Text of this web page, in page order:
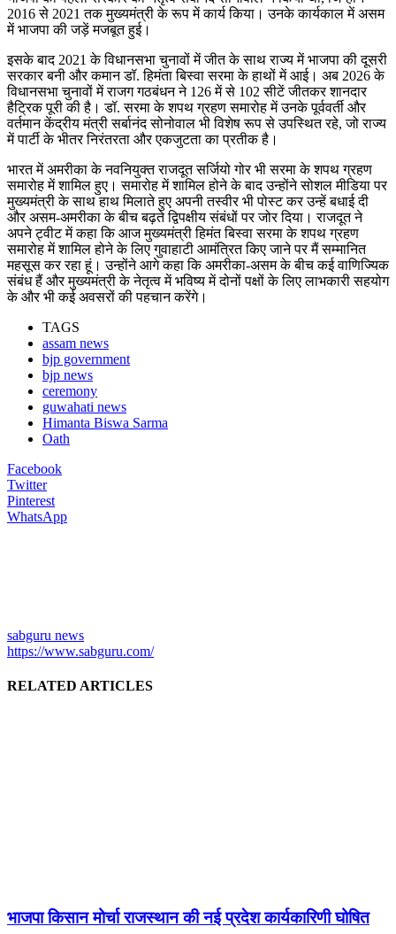
2016 से 2021 तक मुख्यमंत्री के रूप में कार्य किया। उनके कार्यकाल में असम
में भाजपा की जड़ें मजबूत हुई।
इसके बाद 2021 के विधानसभा चुनावों में जीत के साथ राज्य में भाजपा की दूसरी
सरकार बनी और कमान डॉ. हिमंता बिस्वा सरमा के हाथों में आई। अब 2026 के
विधानसभा चुनावों में राजग गठबंधन ने 126 में से 102 सीटें जीतकर शानदार
हैट्रिक पूरी की है। डॉ. सरमा के शपथ ग्रहण समारोह में उनके पूर्ववर्ती और
वर्तमान केंद्रीय मंत्री सर्बानंद सोनोवाल भी विशेष रूप से उपस्थित रहे, जो राज्य
में पार्टी के भीतर निरंतरता और एकजुटता का प्रतीक है।
भारत में अमरीका के नवनियुक्त राजदूत सर्जियो गोर भी सरमा के शपथ ग्रहण
समारोह में शामिल हुए। समारोह में शामिल होने के बाद उन्होंने सोशल मीडिया पर
मुख्यमंत्री के साथ हाथ मिलाते हुए अपनी तस्वीर भी पोस्ट कर उन्हें बधाई दी
और असम-अमरीका के बीच बढ़ते द्विपक्षीय संबंधों पर जोर दिया। राजदूत ने
अपने ट्वीट में कहा कि आज मुख्यमंत्री हिमंत बिस्वा सरमा के शपथ ग्रहण
समारोह में शामिल होने के लिए गुवाहाटी आमंत्रित किए जाने पर मैं सम्मानित
महसूस कर रहा हूं। उन्होंने आगे कहा कि अमरीका-असम के बीच कई वाणिज्यिक
संबंध हैं और मुख्यमंत्री के नेतृत्व में भविष्य में दोनों पक्षों के लिए लाभकारी सहयोग
के और भी कई अवसरों की पहचान करेंगे।
TAGS
assam news
bjp government
bjp news
ceremony
guwahati news
Himanta Biswa Sarma
Oath
Facebook
Twitter
Pinterest
WhatsApp
sabguru news
https://www.sabguru.com/
RELATED ARTICLES
भाजपा किसान मोर्चा राजस्थान की नई प्रदेश कार्यकारिणी घोषित